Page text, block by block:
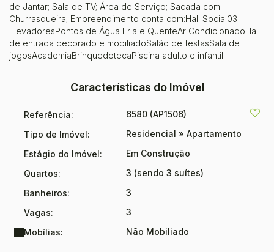
de Jantar; Sala de TV; Área de Serviço; Sacada com
Churrasqueira; Empreendimento conta com:Hall Social03
ElevadoresPontos de Água Fria e QuenteAr CondicionadoHall
de entrada decorado e mobiliadoSalão de festasSala de
jogosAcademiaBrinquedotecaPiscina adulto e infantil
Características do Imóvel
Referência: 6580 (AP1506)
Tipo de Imóvel:
Residencial » Apartamento
Estágio do Imóvel:
Em Construção
Quartos:
3 (sendo 3 suítes)
Banheiros:
3
Vagas:
3
Mobílias:
Não Mobiliado